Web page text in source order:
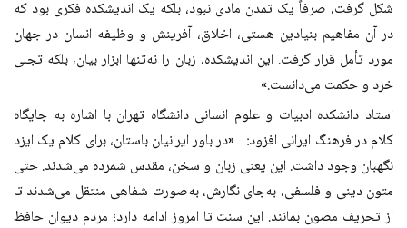
شکل گرفت، صرفاً یک تمدن مادی نبود، بلکه یک اندیشکده فکری بود که
در آن مفاهیم بنیادین هستی، اخلاق، آفرینش و وظیفه انسان در جهان
مورد تأمل قرار گرفت. این اندیشکده، زبان را نه‌تنها ابزار بیان، بلکه تجلی
خرد و حکمت می‌دانست.»
استاد دانشکده ادبیات و علوم انسانی دانشگاه تهران با اشاره به جایگاه
کلام در فرهنگ ایرانی افزود: «در باور ایرانیان باستان، برای کلام یک ایزد
نگهبان وجود داشت. این یعنی زبان و سخن، مقدس شمرده می‌شدند. حتی
متون دینی و فلسفی، به‌جای نگارش، به‌صورت شفاهی منتقل می‌شدند تا
از تحریف مصون بمانند. این سنت تا امروز ادامه دارد؛ مردم دیوان حافظ